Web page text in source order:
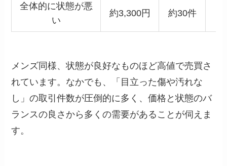
全体的に状態が悪
い
約3,300円 約30件
メンズ同様、状態が良好なものほど高値で売買さ
れています。なかでも、「目立った傷や汚れな
し」の取引件数が圧倒的に多く、価格と状態のバ
ランスの良さから多くの需要があることが伺えま
す。